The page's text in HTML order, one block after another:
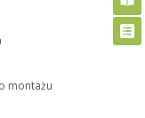
montażu